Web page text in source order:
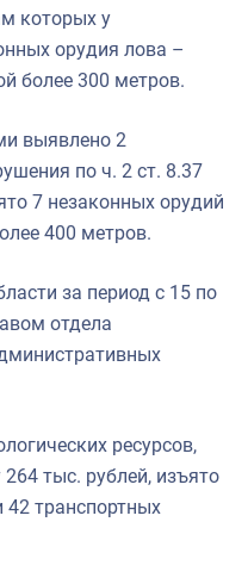
которых у
орудия лова –
более 300 метров.
выявлено 2
по ч. 2 ст. 8.37
7 незаконных орудий
400 метров.
за период с 15 по
отдела
ресурсов,
тыс. рублей, изъято
42 транспортных